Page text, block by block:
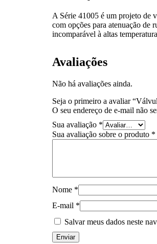
A Série 41005 é um projeto de
com opções para atenuação de
incomparável à altas
Avaliações
Não há avaliações ainda.
Seja o primeiro a avaliar
O seu endereço de e-mail não
Sua avaliação *
Sua avaliação sobre o produto *
Nome *
E-mail *
Salvar meus dados neste